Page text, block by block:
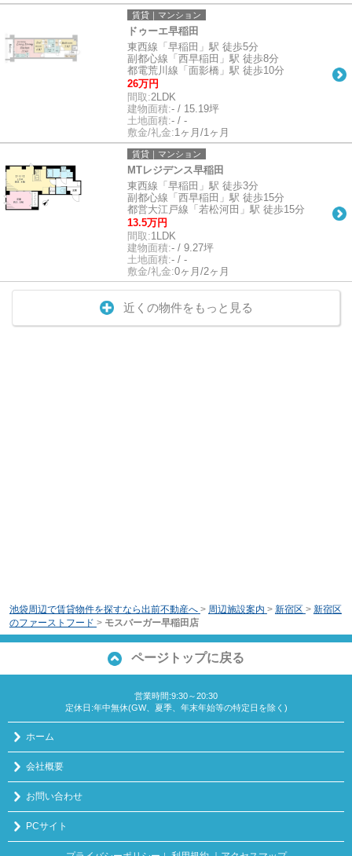
賃貸｜マンション
ドゥーエ早稲田
東西線「早稲田」駅 徒歩5分
副都心線「西早稲田」駅 徒歩8分
都電荒川線「面影橋」駅 徒歩10分
26万円
間取:2LDK
建物面積:- / 15.19坪
土地面積:- / -
敷金/礼金:1ヶ月/1ヶ月
賃貸｜マンション
MTレジデンス早稲田
東西線「早稲田」駅 徒歩3分
副都心線「西早稲田」駅 徒歩15分
都営大江戸線「若松河田」駅 徒歩15分
13.5万円
間取:1LDK
建物面積:- / 9.27坪
土地面積:- / -
敷金/礼金:0ヶ月/2ヶ月
近くの物件をもっと見る
池袋周辺で賃貸物件を探すなら出前不動産へ > 周辺施設案内 > 新宿区 > 新宿区
のファーストフード > モスバーガー早稲田店
ページトップに戻る
営業時間:9:30～20:30
定休日:年中無休(GW、夏季、年末年始等の特定日を除く)
ホーム
会社概要
お問い合わせ
PCサイト